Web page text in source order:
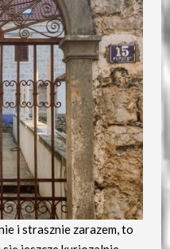
i strasznie zarazem, to